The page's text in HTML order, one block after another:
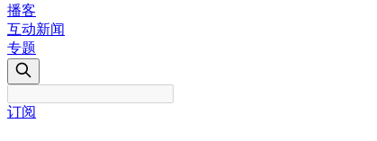
播客
互动新闻
专题
订阅